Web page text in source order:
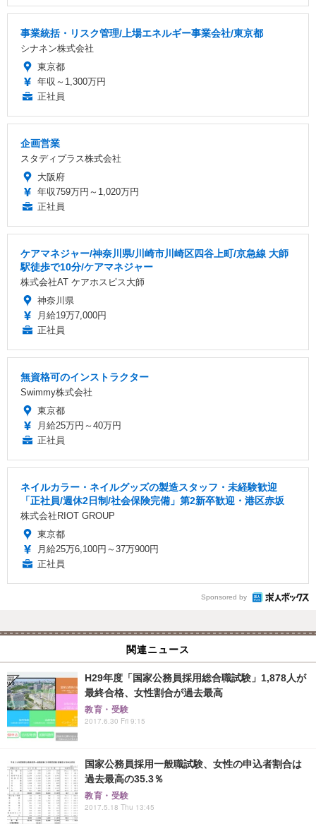
事業統括・リスク管理/上場エネルギー事業会社/東京都
シナネン株式会社
東京都
年収～1,300万円
正社員
企画営業
スタディプラス株式会社
大阪府
年収759万円～1,020万円
正社員
ケアマネジャー/神奈川県/川崎市川崎区四谷上町/京急線 大師
駅徒歩で10分/ケアマネジャー
株式会社AT ケアホスピス大師
神奈川県
月給19万7,000円
正社員
無資格可のインストラクター
Swimmy株式会社
東京都
月給25万円～40万円
正社員
ネイルカラー・ネイルグッズの製造スタッフ・未経験歓迎
「正社員/週休2日制/社会保険完備」第2新卒歓迎・港区赤坂
株式会社RIOT GROUP
東京都
月給25万6,100円～37万900円
正社員
Sponsored by
関連ニュース
H29年度「国家公務員採用総合職試験」1,878人が
最終合格、女性割合が過去最高
教育・受験
2017.6.30 Fri 9:15
国家公務員採用一般職試験、女性の申込者割合は
過去最高の35.3％
教育・受験
2017.5.18 Thu 13:45